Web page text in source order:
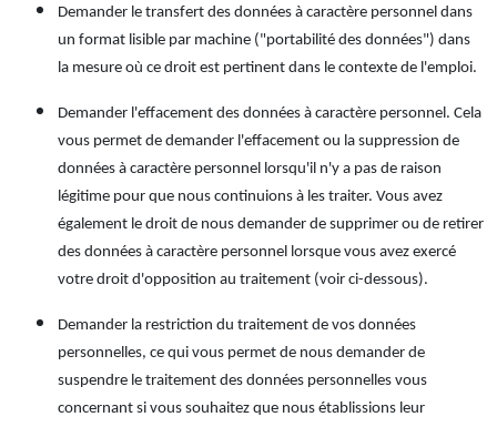
Demander le transfert des données à caractère personnel dans
un format lisible par machine ("portabilité des données") dans
la mesure où ce droit est pertinent dans le contexte de l'emploi.
Demander l'effacement des données à caractère personnel. Cela
vous permet de demander l'effacement ou la suppression de
données à caractère personnel lorsqu'il n'y a pas de raison
légitime pour que nous continuions à les traiter. Vous avez
également le droit de nous demander de supprimer ou de retirer
des données à caractère personnel lorsque vous avez exercé
votre droit d'opposition au traitement (voir ci-dessous).
Demander la restriction du traitement de vos données
personnelles, ce qui vous permet de nous demander de
suspendre le traitement des données personnelles vous
concernant si vous souhaitez que nous établissions leur